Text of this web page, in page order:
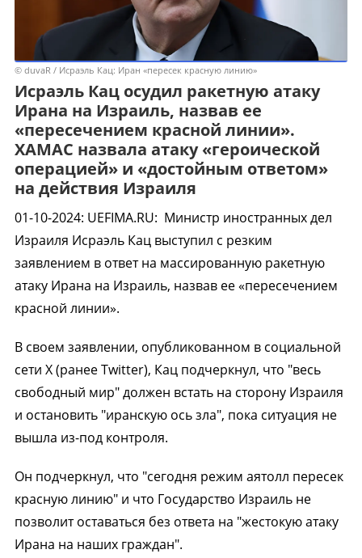
© duvaR / Исраэль Кац: Иран «пересек красную линию»
Исраэль Кац осудил ракетную атаку
Ирана на Израиль, назвав ее
«пересечением красной линии».
ХАМАС назвала атаку «героической
операцией» и «достойным ответом»
на действия Израиля
01-10-2024: UEFIMA.RU: Министр иностранных дел
Израиля Исраэль Кац выступил с резким
заявлением в ответ на массированную ракетную
атаку Ирана на Израиль, назвав ее «пересечением
красной линии».
В своем заявлении, опубликованном в социальной
сети X (ранее Twitter), Кац подчеркнул, что "весь
свободный мир" должен встать на сторону Израиля
и остановить "иранскую ось зла", пока ситуация не
вышла из-под контроля.
Он подчеркнул, что "сегодня режим аятолл пересек
красную линию" и что Государство Израиль не
позволит оставаться без ответа на "жестокую атаку
Ирана на наших граждан".